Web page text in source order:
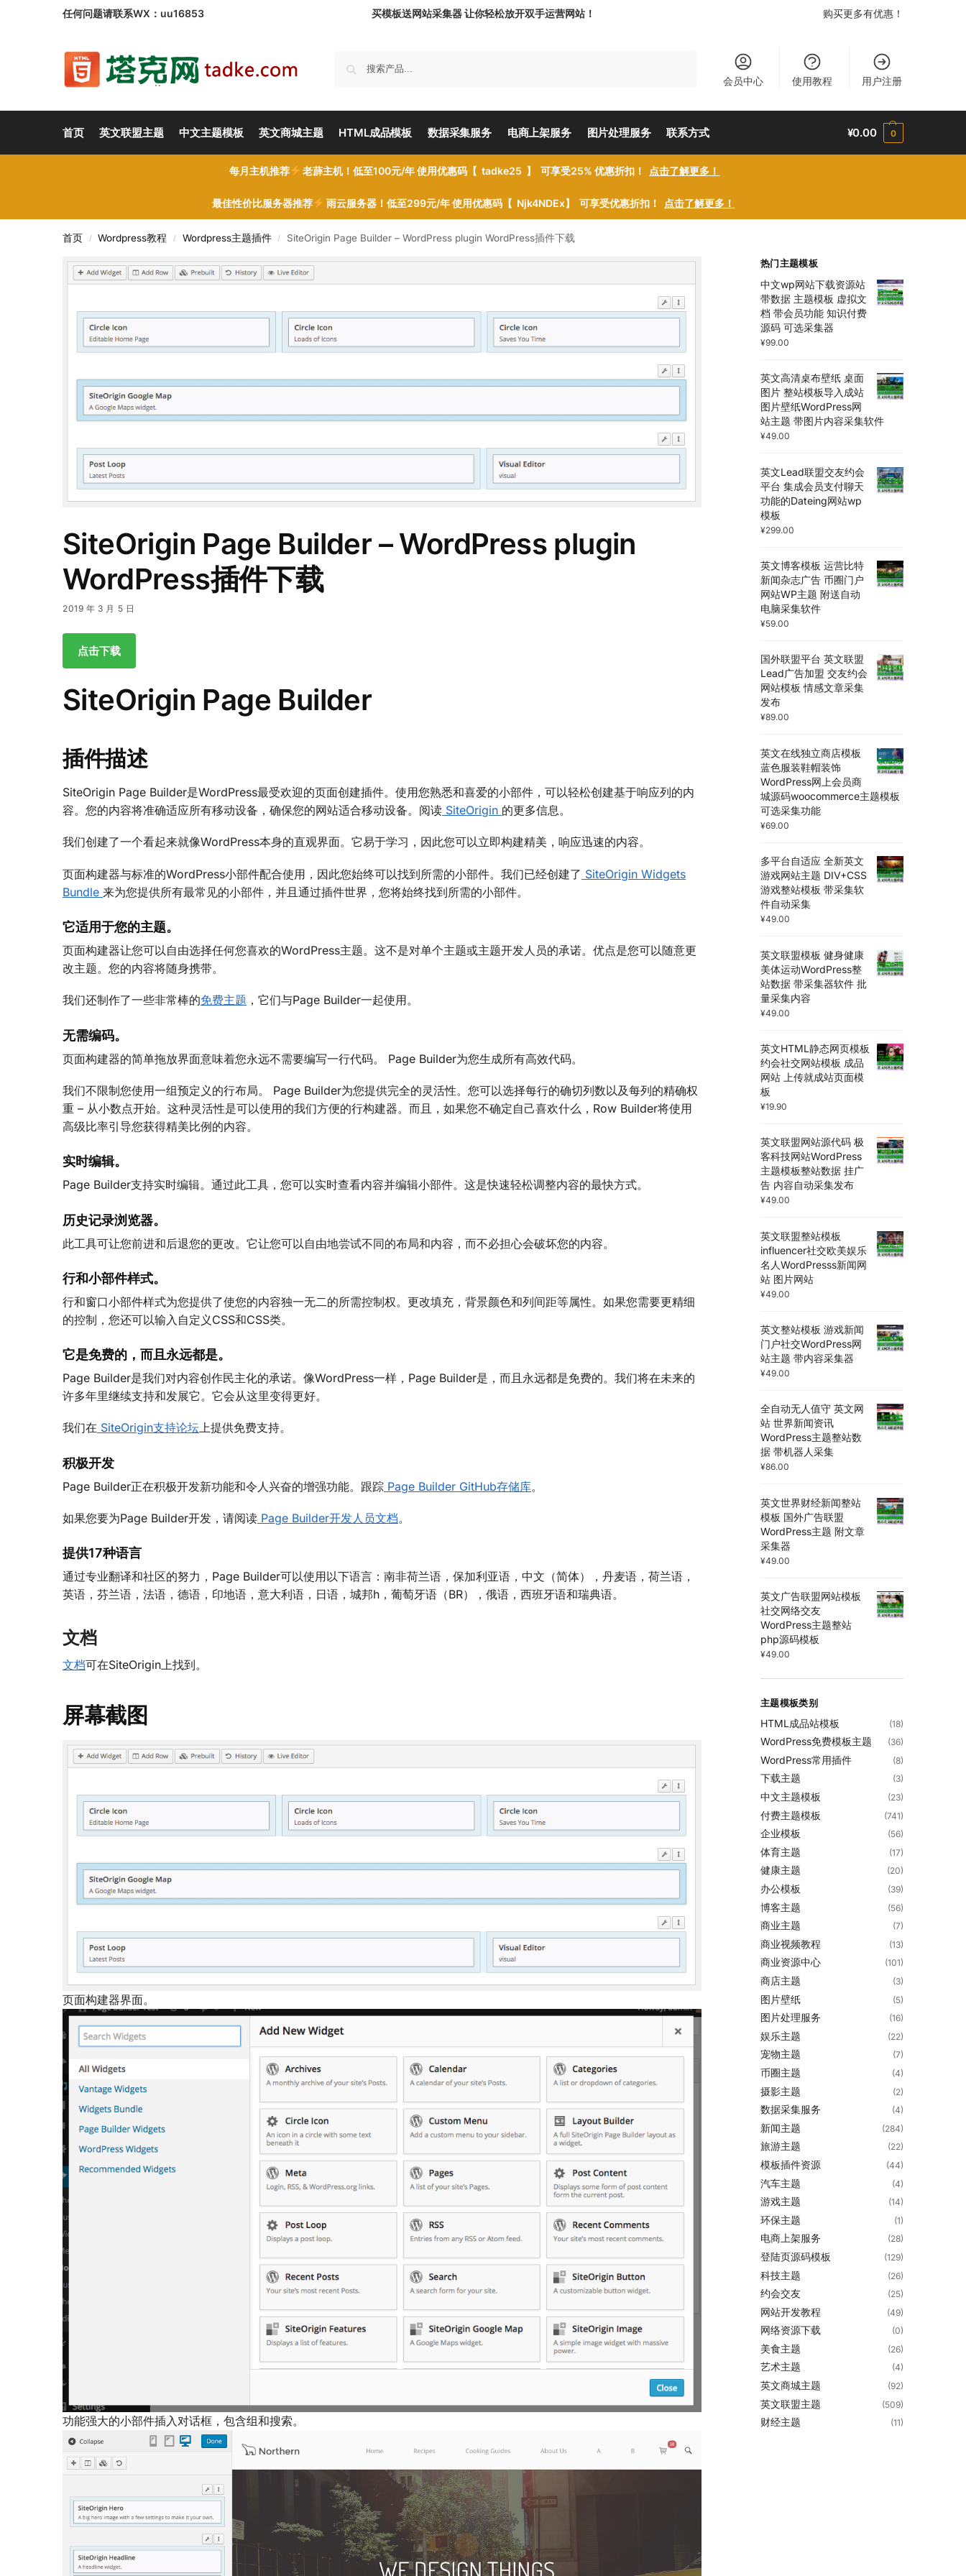
任何问题请联系WX：uu16853 买模板送网站采集器 让你轻松放开双手运营网站！ 购买更多有优惠！
会员中心 使用教程 用户注册
首页 英文联盟主题 中文主题模板 英文商城主题 HTML成品模板 数据采集服务 电商上架服务 图片处理服务 联系方式 ¥0.00 0
每月主机推荐 老薜主机！低至100元/年 使用优惠码【 tadke25 】 可享受25% 优惠折扣！ 点击了解更多！
最佳性价比服务器推荐 雨云服务器！低至299元/年 使用优惠码【 Njk4NDEx】 可享受优惠折扣！ 点击了解更多！
首页 / Wordpress教程 / Wordpress主题插件 / SiteOrigin Page Builder – WordPress plugin WordPress插件下载
SiteOrigin Page Builder – WordPress plugin
WordPress插件下载
2019 年 3 月 5 日
点击下载
SiteOrigin Page Builder
插件描述
SiteOrigin Page Builder是WordPress最受欢迎的页面创建插件。使用您熟悉和喜爱的小部件，可以轻松创建基于响应列的内
容。您的内容将准确适应所有移动设备，确保您的网站适合移动设备。阅读 SiteOrigin 的更多信息。
我们创建了一个看起来就像WordPress本身的直观界面。它易于学习，因此您可以立即构建精美，响应迅速的内容。
页面构建器与标准的WordPress小部件配合使用，因此您始终可以找到所需的小部件。我们已经创建了 SiteOrigin Widgets
Bundle 来为您提供所有最常见的小部件，并且通过插件世界，您将始终找到所需的小部件。
它适用于您的主题。
页面构建器让您可以自由选择任何您喜欢的WordPress主题。这不是对单个主题或主题开发人员的承诺。优点是您可以随意更
改主题。您的内容将随身携带。
我们还制作了一些非常棒的免费主题 ，它们与Page Builder一起使用。
无需编码。
页面构建器的简单拖放界面意味着您永远不需要编写一行代码。 Page Builder为您生成所有高效代码。
我们不限制您使用一组预定义的行布局。 Page Builder为您提供完全的灵活性。您可以选择每行的确切列数以及每列的精确权
重 – 从小数点开始。这种灵活性是可以使用的我们方便的行构建器。而且，如果您不确定自己喜欢什么，Row Builder将使用
高级比率引导您获得精美比例的内容。
实时编辑。
Page Builder支持实时编辑。通过此工具，您可以实时查看内容并编辑小部件。这是快速轻松调整内容的最快方式。
历史记录浏览器。
此工具可让您前进和后退您的更改。它让您可以自由地尝试不同的布局和内容，而不必担心会破坏您的内容。
行和小部件样式。
行和窗口小部件样式为您提供了使您的内容独一无二的所需控制权。更改填充，背景颜色和列间距等属性。如果您需要更精细
的控制，您还可以输入自定义CSS和CSS类。
它是免费的，而且永远都是。
Page Builder是我们对内容创作民主化的承诺。像WordPress一样，Page Builder是，而且永远都是免费的。我们将在未来的
许多年里继续支持和发展它。它会从这里变得更好。
我们在 SiteOrigin支持论坛上提供免费支持。
积极开发
Page Builder正在积极开发新功能和令人兴奋的增强功能。跟踪 Page Builder GitHub存储库。
如果您要为Page Builder开发，请阅读 Page Builder开发人员文档。
提供17种语言
通过专业翻译和社区的努力，Page Builder可以使用以下语言：南非荷兰语，保加利亚语，中文（简体），丹麦语，荷兰语，
英语，芬兰语，法语，德语，印地语，意大利语，日语，城邦h，葡萄牙语（BR），俄语，西班牙语和瑞典语。
文档
文档可在SiteOrigin上找到。
屏幕截图
页面构建器界面。
功能强大的小部件插入对话框，包含组和搜索。
热门主题模板
中文wp网站下载资源站
带数据 主题模板 虚拟文
档 带会员功能 知识付费
源码 可选采集器
¥99.00
英文高清桌布壁纸 桌面
图片 整站模板导入成站
图片壁纸WordPress网
站主题 带图片内容采集软件
¥49.00
英文Lead联盟交友约会
平台 集成会员支付聊天
功能的Dateing网站wp
模板
¥299.00
英文博客模板 运营比特
新闻杂志广告 币圈门户
网站WP主题 附送自动
电脑采集软件
¥59.00
国外联盟平台 英文联盟
Lead广告加盟 交友约会
网站模板 情感文章采集
发布
¥89.00
英文在线独立商店模板
蓝色服装鞋帽装饰
WordPress网上会员商
城源码woocommerce主题模板
可选采集功能
¥69.00
多平台自适应 全新英文
游戏网站主题 DIV+CSS
游戏整站模板 带采集软
件自动采集
¥49.00
英文联盟模板 健身健康
美体运动WordPress整
站数据 带采集器软件 批
量采集内容
¥49.00
英文HTML静态网页模板
约会社交网站模板 成品
网站 上传就成站页面模
板
¥19.90
英文联盟网站源代码 极
客科技网站WordPress
主题模板整站数据 挂广
告 内容自动采集发布
¥49.00
英文联盟整站模板
influencer社交欧美娱乐
名人WordPresss新闻网
站 图片网站
¥49.00
英文整站模板 游戏新闻
门户社交WordPress网
站主题 带内容采集器
¥49.00
全自动无人值守 英文网
站 世界新闻资讯
WordPress主题整站数
据 带机器人采集
¥86.00
英文世界财经新闻整站
模板 国外广告联盟
WordPress主题 附文章
采集器
¥49.00
英文广告联盟网站模板
社交网络交友
WordPress主题整站
php源码模板
¥49.00
主题模板类别
HTML成品站模板 (18)
WordPress免费模板主题 (36)
WordPress常用插件 (8)
下载主题 (3)
中文主题模板 (23)
付费主题模板 (741)
企业模板 (56)
体育主题 (17)
健康主题 (20)
办公模板 (39)
博客主题 (56)
商业主题 (7)
商业视频教程 (13)
商业资源中心 (101)
商店主题 (3)
图片壁纸 (5)
图片处理服务 (16)
娱乐主题 (22)
宠物主题 (7)
币圈主题 (4)
摄影主题 (2)
数据采集服务 (4)
新闻主题 (284)
旅游主题 (22)
模板插件资源 (44)
汽车主题 (4)
游戏主题 (14)
环保主题 (1)
电商上架服务 (28)
登陆页源码模板 (129)
科技主题 (26)
约会交友 (25)
网站开发教程 (49)
网络资源下载 (0)
美食主题 (26)
艺术主题 (4)
英文商城主题 (92)
英文联盟主题 (509)
财经主题 (11)